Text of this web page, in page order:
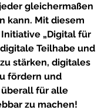
gleichermaßen
kann. Mit diesem
„Digital für
Teilhabe und
stärken, digitales
fördern und
für alle
zu machen!